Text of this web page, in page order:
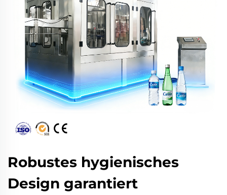
Robustes hygienisches
Design garantiert